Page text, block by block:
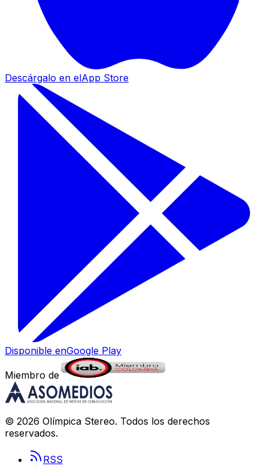
Descárgalo en elApp Store
Disponible enGoogle Play
Miembro de
© 2026 Olímpica Stereo. Todos los derechos
reservados.
RSS